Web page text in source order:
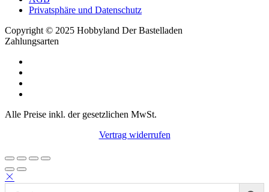
Privatsphäre und Datenschutz
Copyright © 2025 Hobbyland Der Bastelladen
Zahlungsarten
Alle Preise inkl. der gesetzlichen MwSt.
Vertrag widerrufen